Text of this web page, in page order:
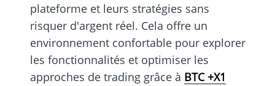
plateforme et leurs stratégies sans
risquer d'argent réel. Cela offre un
environnement confortable pour explorer
les fonctionnalités et optimiser les
approches de trading grâce à BTC +X1